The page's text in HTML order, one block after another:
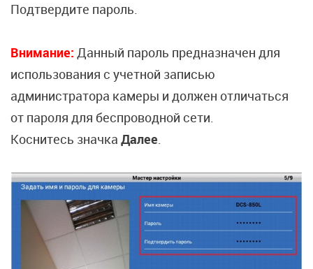
Подтвердите пароль.
Внимание: Данный пароль предназначен для
использования с учетной записью
администратора камеры и должен отличаться
от пароля для беспроводной сети.
Коснитесь значка Далее.